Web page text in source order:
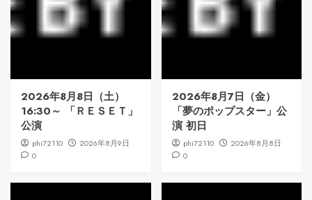
2026年8月8日（土）
16:30～ 「ＲＥＳＥＴ」
公演
phi72110
2026年8月9日
0
2026年8月7日（金）
「夢のポップスター」公
演 初日
phi72110
2026年8月8日
0